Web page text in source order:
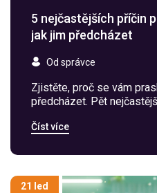
5 nejčastějších příčin
jak jim předcházet
Od správce
Zjistěte, proč se vám
předcházet. Pět
dělat.
Číst více
21 led